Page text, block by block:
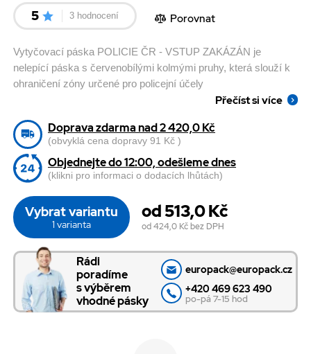
5 3 hodnocení Porovnat
Vytyčovací páska POLICIE ČR - VSTUP ZAKÁZÁN je
nelepící páska s červenobílými kolmými pruhy, která slouží k
ohraničení zóny určené pro policejní účely
Přečíst si více
Doprava zdarma nad 2 420,0 Kč
(obvyklá cena dopravy 91 Kč )
Objednejte do 12:00, odešleme dnes
(klikni pro informaci o dodacích lhůtách)
Vybrat variantu
1 varianta
od 513,0 Kč
od 424,0 Kčbez DPH
Rádi
poradíme
s výběrem
vhodné pásky
europack@europack.cz
+420 469 623 490
po-pá 7-15 hod